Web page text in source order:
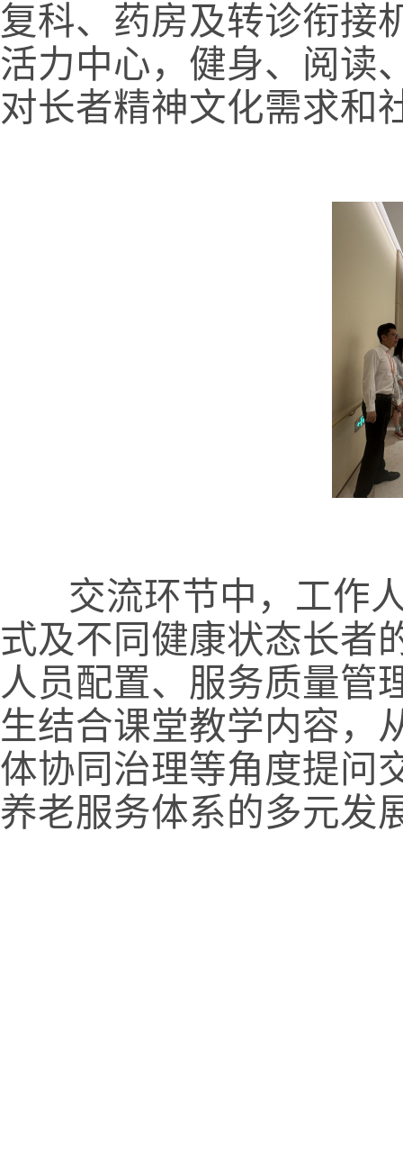
复科、药房及转诊衔接
活力中心，健身、阅读
对长者精神文化需求和
交流环节中，工作
式及不同健康状态长者
人员配置、服务质量管
生结合课堂教学内容，
体协同治理等角度提问
养老服务体系的多元发